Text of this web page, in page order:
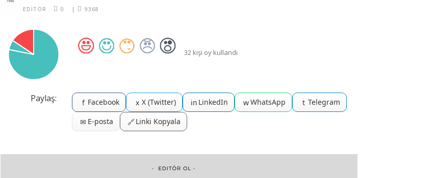
EDITÖR 0 | 9368
32 kişi oy kullandı
Paylaş: f Facebook x X (Twitter) in LinkedIn wWhatsApp t Telegram
✉ E-posta 🔗Linki Kopyala